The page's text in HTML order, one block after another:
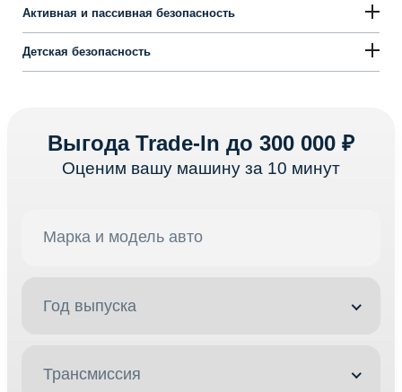
Активная и пассивная безопасность
Детская безопасность
Выгода Trade-In до 300 000 ₽
Оценим вашу машину за 10 минут
Год выпуска
Трансмиссия